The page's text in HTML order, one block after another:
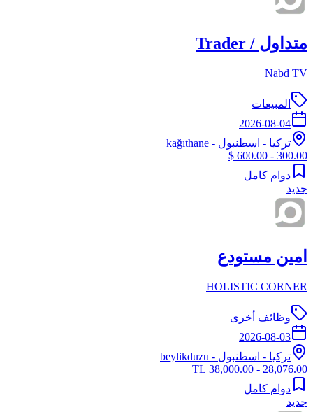
متداول / Trader
Nabd TV
المبيعات
2026-08-04
تركيا - اسطنبول - kağıthane
300.00 - 600.00 $
دوام كامل
جديد
امين مستودع
HOLISTIC CORNER
وظائف أخرى
2026-08-03
تركيا - اسطنبول - beylikduzu
28,076.00 - 38,000.00 TL
دوام كامل
جديد